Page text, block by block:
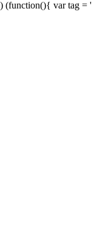
) (function(){ var tag = '